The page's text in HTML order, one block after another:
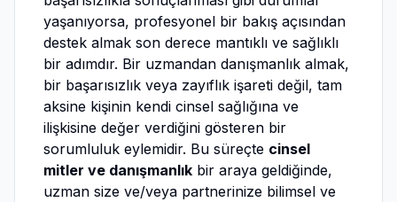
yaşanıyorsa, profesyonel bir bakış açısından
destek almak son derece mantıklı ve sağlıklı
bir adımdır. Bir uzmandan danışmanlık almak,
bir başarısızlık veya zayıflık işareti değil, tam
aksine kişinin kendi cinsel sağlığına ve
ilişkisine değer verdiğini gösteren bir
sorumluluk eylemidir. Bu süreçte cinsel
mitler ve danışmanlık bir araya geldiğinde,
uzman size ve/veya partnerinize bilimsel ve